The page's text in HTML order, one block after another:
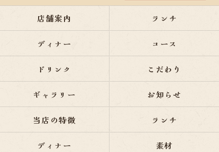
店舗案内 ランチ
ディナー コース
ドリンク こだわり
ギャラリー お知らせ
当店の特徴 ランチ
ディナー 素材